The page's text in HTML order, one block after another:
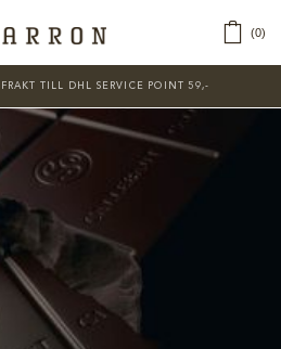
0
LEV.TID 1-2 DAGAR ‎‏‏‎ ‎‏‏‎ ‎|‏‏‎ ‎‏‏‎ ‎‏‏‎ ‎FRAKT TILL DHL SERVICE POINT 59,-